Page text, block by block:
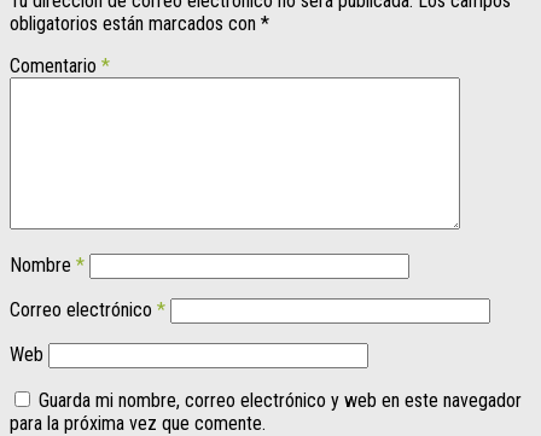
obligatorios están marcados con *
Comentario *
Nombre *
Correo electrónico *
Web
Guarda mi nombre, correo electrónico y web en este navegador
para la próxima vez que comente.